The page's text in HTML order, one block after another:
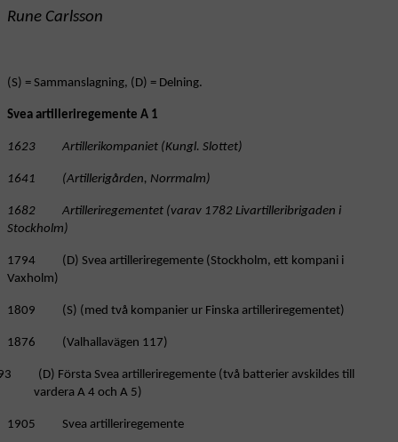
Rune Carlsson
(S) = Sammanslagning, (D) = Delning.
Svea artilleriregemente A 1
1623 Artillerikompaniet (Kungl. Slottet)
1641 (Artillerigården, Norrmalm)
1682 Artilleriregementet (varav 1782 Livartilleribrigaden i
Stockholm)
1794 (D) Svea artilleriregemente (Stockholm, ett kompani i
Vaxholm)
1809 (S) (med två kompanier ur Finska artilleriregementet)
1876 (Valhallavägen 117)
(D) Första Svea artilleriregemente (två batterier avskildes till
vardera A 4 och A 5)
1905 Svea artilleriregemente